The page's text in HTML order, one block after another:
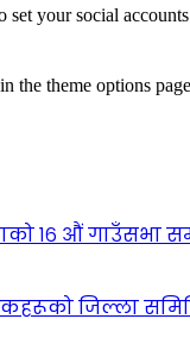
set your social
the theme options
१६ औं गाउँसभा
जिल्ला